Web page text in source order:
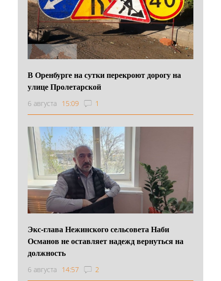
В Оренбурге на сутки перекроют дорогу на
улице Пролетарской
6 августа 15:09 1
Экс-глава Нежинского сельсовета Наби
Османов не оставляет надежд вернуться на
должность
6 августа 14:57 2